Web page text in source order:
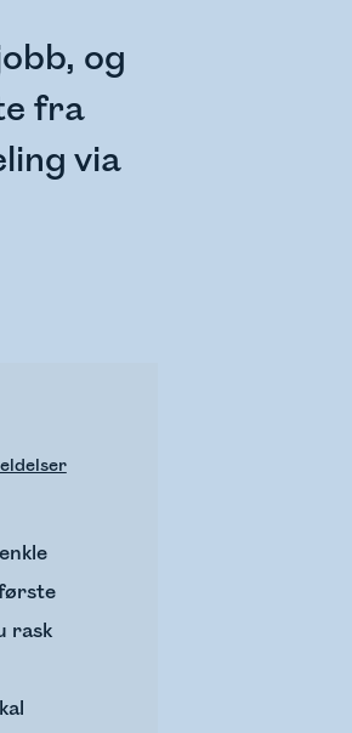
og
fra
via
rask